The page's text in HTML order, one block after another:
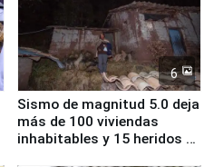
6
Sismo de magnitud 5.0 deja
más de 100 viviendas
inhabitables y 15 heridos en